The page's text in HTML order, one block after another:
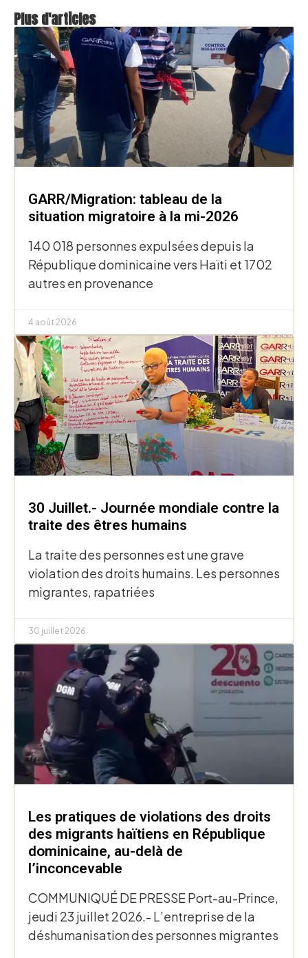
Plus d'articles
GARR/Migration: tableau de la
situation migratoire à la mi-2026
140 018 personnes expulsées depuis la
République dominicaine vers Haïti et 1702
autres en provenance
4 août 2026
30 Juillet.- Journée mondiale contre la
traite des êtres humains
La traite des personnes est une grave
violation des droits humains. Les personnes
migrantes, rapatriées
30 juillet 2026
Les pratiques de violations des droits
des migrants haïtiens en République
dominicaine, au-delà de
l’inconcevable
COMMUNIQUÉ DE PRESSE Port-au-Prince,
jeudi 23 juillet 2026.- L’entreprise de la
déshumanisation des personnes migrantes